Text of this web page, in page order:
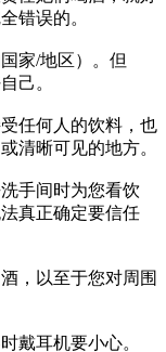
错误的。
家/地区）。但
己。
任何人的饮料，也
清晰可见的地方。
手间时为您看饮
真正确定要信任
，以至于您对周围
戴耳机要小心。